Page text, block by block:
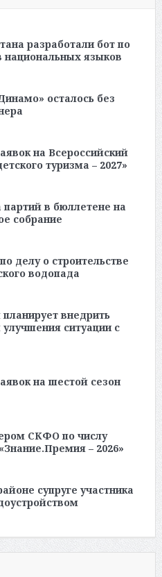
разработали бот по
национальных языков
осталось без
на Всероссийский
туризма – 2027»
в бюллетене на
собрание
делу о строительстве
водопада
внедрить
ситуации с
на шестой сезон
СКФО по числу
– 2026»
супруге участника